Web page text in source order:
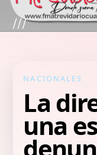
NACIONALES
La
una